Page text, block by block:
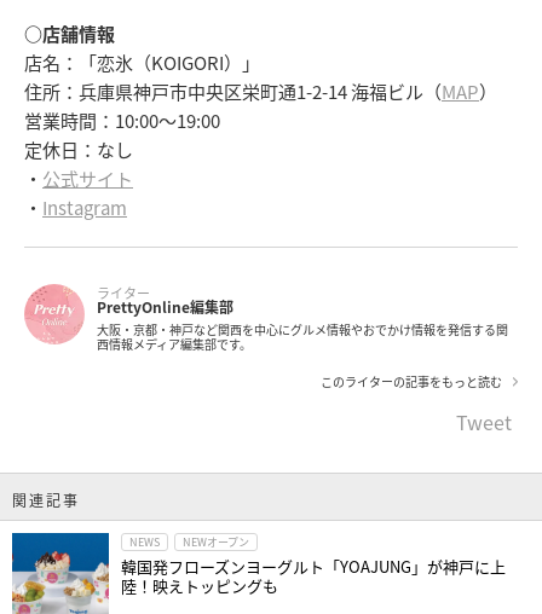
○店舗情報
店名：「恋氷（KOIGORI）」
住所：兵庫県神戸市中央区栄町通1-2-14 海福ビル（MAP）
営業時間：10:00～19:00
定休日：なし
・ 公式サイト
・ Instagram
ライター
PrettyOnline編集部
大阪・京都・神戸など関西を中心にグルメ情報やおでかけ情報を発信する関
西情報メディア編集部です。
このライターの記事をもっと読む
Tweet
関連記事
NEWS NEWオープン
韓国発フローズンヨーグルト「YOAJUNG」が神戸に上
陸！映えトッピングも